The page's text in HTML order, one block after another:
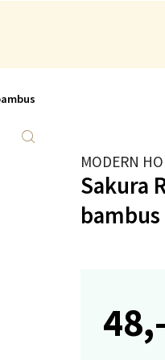
MODERN
Sakura
bambus
48,-